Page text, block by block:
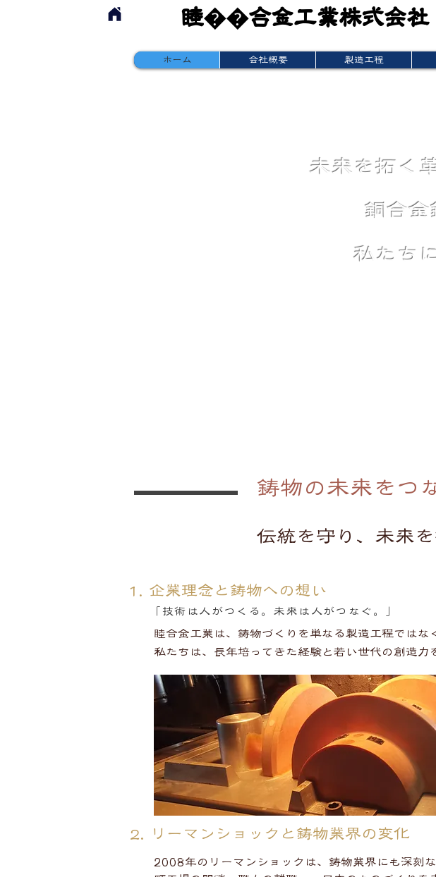
睦合金工業株式会社
睦��合金工業株式会社
ホーム 会社概要 製造工程
未来を拓く
銅合金
私たち
鋳物の未来をつ
伝統を守り、未来
1. 企業理念と鋳物への想い
「技術は人がつくる。未来は人がつなぐ。」
睦合金工業は、鋳物づくりを単なる製造工程ではな
私たちは、長年培ってきた経験と若い世代の創造力
2. リーマンショックと鋳物業界の変化
2008年のリーマンショックは、鋳物業界にも深刻な